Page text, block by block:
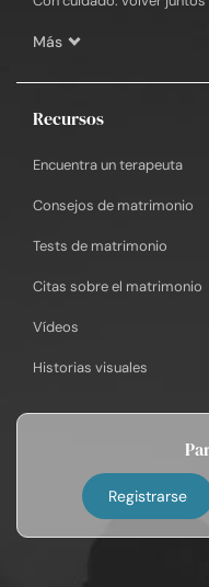
Más
Recursos
Encuentra un terapeuta
Consejos de matrimonio
Tests de matrimonio
Citas sobre el matrimonio
Vídeos
Historias visuales
Registrarse